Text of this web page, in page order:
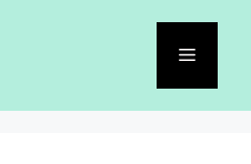
Menu